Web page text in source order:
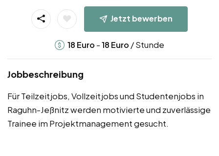
Jetzt bewerben
18 Euro -18 Euro / Stunde
Jobbeschreibung
Für Teilzeitjobs, Vollzeitjobs und Studentenjobs in
Raguhn-Jeßnitz werden motivierte und zuverlässige
Trainee im Projektmanagement gesucht.